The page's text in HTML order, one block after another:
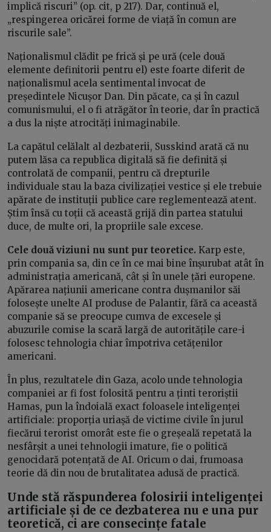
implică riscuri” (op. cit, p 217). Dar, continuă el,
„respingerea oricărei forme de viață în comun are
riscurile sale”.
Naționalismul clădit pe frică și pe ură (cele două
elemente definitorii pentru el) este foarte diferit de
naționalismul acela sentimental invocat de
președintele Nicușor Dan. Din păcate, ca și în cazul
comunismului, el o fi atrăgător în teorie, dar în practică
a dus la niște atrocități inimaginabile.
La capătul celălalt al dezbaterii, Susskind arată că nu
putem lăsa ca republica digitală să fie definită și
controlată de companii, pentru că drepturile
individuale stau la baza civilizației vestice și ele trebuie
apărate de instituții publice care reglementează atent.
Știm însă cu toții că această grijă din partea statului
duce, de multe ori, la propriile sale excese.
Cele două viziuni nu sunt pur teoretice. Karp este,
prin compania sa, din ce în ce mai bine înșurubat atât în
administrația americană, cât și în unele țări europene.
Apărarea națiunii americane contra dușmanilor săi
folosește unelte AI produse de Palantir, fără ca această
companie să se preocupe cumva de excesele și
abuzurile comise la scară largă de autoritățile care-i
folosesc tehnologia chiar împotriva cetățenilor
americani.
În plus, rezultatele din Gaza, acolo unde tehnologia
companiei ar fi fost folosită pentru a ținti teroriștii
Hamas, pun la îndoială exact foloasele inteligenței
artificiale: proporția uriașă de victime civile în jurul
fiecărui terorist omorât este fie o greșeală repetată la
nesfârșit a unei tehnologii imature, fie o politică
genocidară potențată de AI. Oricum o dai, frumoasa
teorie dă din nou de brutalitatea adusă de practică.
Unde stă răspunderea folosirii inteligenței
artificiale și de ce dezbaterea nu e una pur
teoretică, ci are consecințe fatale